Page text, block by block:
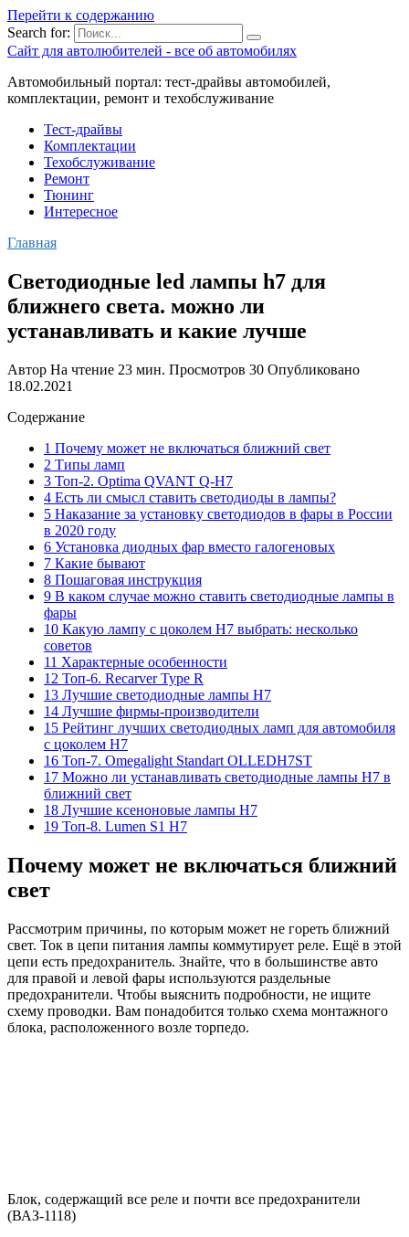
Перейти к содержанию
Search for:
Сайт для автолюбителей - все об автомобилях
Автомобильный портал: тест-драйвы автомобилей,
комплектации, ремонт и техобслуживание
Тест-драйвы
Комплектации
Техобслуживание
Ремонт
Тюнинг
Интересное
Главная
Светодиодные led лампы h7 для
ближнего света. можно ли
устанавливать и какие лучше
Автор На чтение 23 мин. Просмотров 30 Опубликовано
18.02.2021
Содержание
1 Почему может не включаться ближний свет
2 Типы ламп
3 Топ-2. Optima QVANT Q-H7
4 Есть ли смысл ставить светодиоды в лампы?
5 Наказание за установку светодиодов в фары в России
в 2020 году
6 Установка диодных фар вместо галогеновых
7 Какие бывают
8 Пошаговая инструкция
9 В каком случае можно ставить светодиодные лампы в
фары
10 Какую лампу с цоколем H7 выбрать: несколько
советов
11 Характерные особенности
12 Топ-6. Recarver Type R
13 Лучшие светодиодные лампы H7
14 Лучшие фирмы-производители
15 Рейтинг лучших светодиодных ламп для автомобиля
с цоколем H7
16 Топ-7. Omegalight Standart OLLEDH7ST
17 Можно ли устанавливать светодиодные лампы H7 в
ближний свет
18 Лучшие ксеноновые лампы H7
19 Топ-8. Lumen S1 H7
Почему может не включаться ближний
свет
Рассмотрим причины, по которым может не гореть ближний
свет. Ток в цепи питания лампы коммутирует реле. Ещё в этой
цепи есть предохранитель. Знайте, что в большинстве авто
для правой и левой фары используются раздельные
предохранители. Чтобы выяснить подробности, не ищите
схему проводки. Вам понадобится только схема монтажного
блока, расположенного возле торпедо.
Блок, содержащий все реле и почти все предохранители
(ВАЗ-1118)